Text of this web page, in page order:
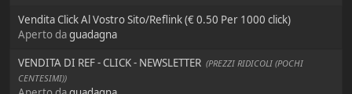
Vendita Click Al Vostro Sito/Reflink (€ 0.50 Per 1000 click)
Aperto daguadagna
VENDITA DI REF - CLICK - NEWSLETTER (PREZZI RIDICOLI (POCHI
CENTESIMI))